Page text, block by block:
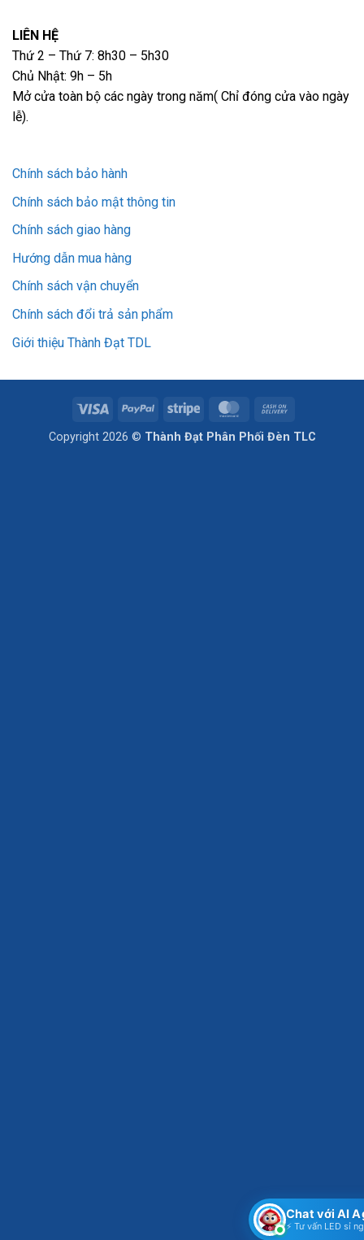
LIÊN HỆ
Thứ 2 – Thứ 7: 8h30 – 5h30
Chủ Nhật: 9h – 5h
Mở cửa toàn bộ các ngày trong năm( Chỉ đóng cửa vào ngày
lễ).
Chính sách bảo hành
Chính sách bảo mật thông tin
Chính sách giao hàng
Hướng dẫn mua hàng
Chính sách vận chuyển
Chính sách đổi trả sản phẩm
Giới thiệu Thành Đạt TDL
Visa PayPal Stripe MasterCard
Delivery
Copyright 2026 © Thành Đạt Phân Phối Đèn TLC
Chat với AI
⚡ Tư vấn LED sỉ